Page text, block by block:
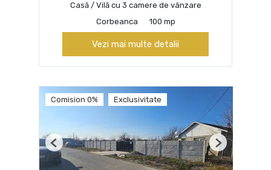
Casă / Vilă cu 3 camere de vânzare
Corbeanca
100 mp
Vezi mai multe detalii
Comision 0% Exclusivitate
Previous Next